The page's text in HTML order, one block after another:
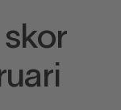
skor